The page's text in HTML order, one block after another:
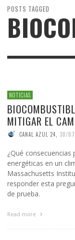
POSTS TAGGED
NOTICIAS
MITIGAR EL
CANAL AZUL 24 30/
¿Qué
energéticas en un
Massachusetts
responder esta
de prueba.
Read more